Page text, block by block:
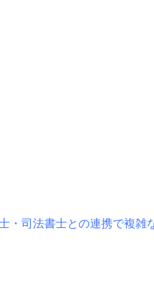
・司法書士との連携で複雑